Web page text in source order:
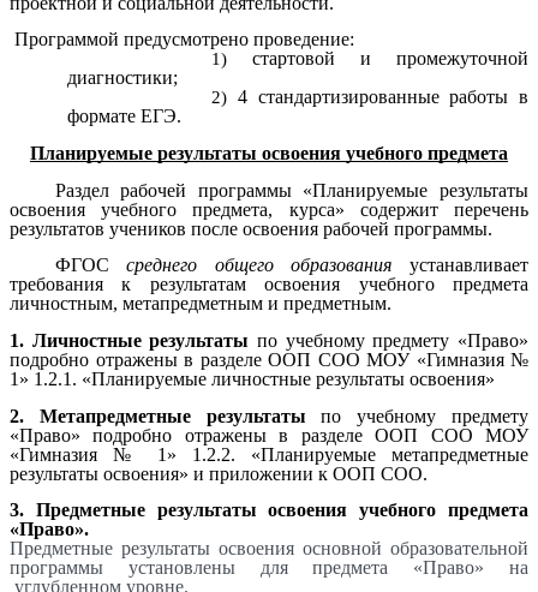
Программой предусмотрено проведение:
стартовой и промежуточной
диагностики;
4 стандартизированные работы в
формате ЕГЭ.
Планируемые результаты освоения учебного предмета
Раздел рабочей программы «Планируемые результаты
освоения учебного предмета, курса» содержит перечень
результатов учеников после освоения рабочей программы.
ФГОСсреднего общего образованияустанавливает
требования к результатам освоения учебного предмета
личностным, метапредметным и предметным.
1. Личностные результаты по учебному предмету «Право»
подробно отражены в разделе ООП СОО МОУ «Гимназия №
1» 1.2.1. «Планируемые личностные результаты освоения»
2. Метапредметные результатыпо учебному предмету
«Право» подробно отражены в разделе ООП СОО МОУ
«Гимназия № 1» 1.2.2. «Планируемые метапредметные
результаты освоения» и приложении к ООП СОО.
3. Предметные результаты освоения учебного предмета
«Право».
Предметные результаты освоения основной образовательной
программы установлены для предмета «Право» на
углубленном уровне.